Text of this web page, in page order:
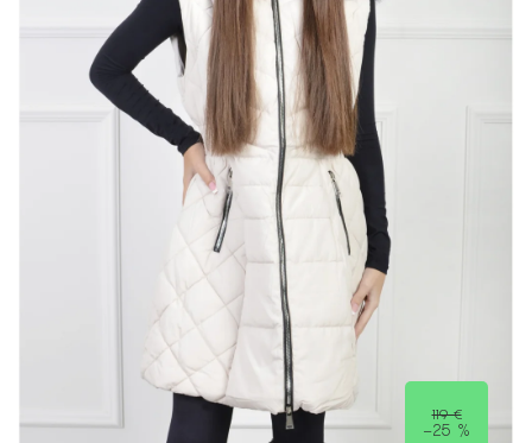
119 €
–25 %